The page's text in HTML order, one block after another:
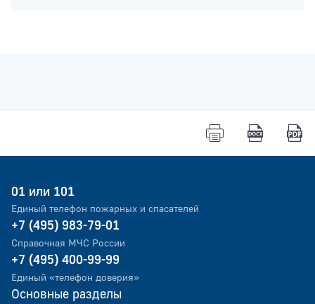
01 или 101
Единый телефон пожарных и спасателей
+7 (495) 983-79-01
Справочная МЧС России
+7 (495) 400-99-99
Единый «телефон доверия»
Основные разделы